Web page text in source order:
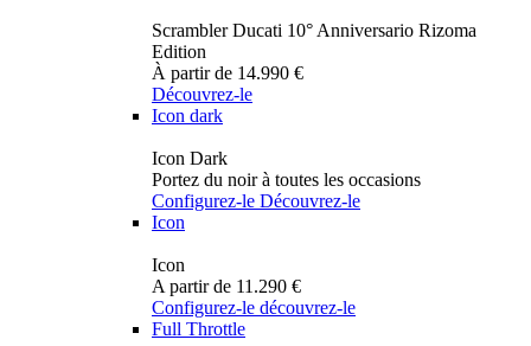
Scrambler Ducati 10° Anniversario Rizoma
Edition
À partir de 14.990 €
Découvrez-le
Icon dark
Icon Dark
Portez du noir à toutes les occasions
Configurez-le Découvrez-le
Icon
Icon
A partir de 11.290 €
Configurez-le découvrez-le
Full Throttle